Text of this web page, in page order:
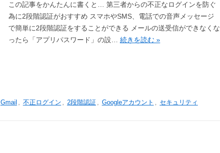
この記事をかんたんに書くと… 第三者からの不正なログインを防ぐ
為に2段階認証がおすすめ スマホやSMS、電話での音声メッセージ
で簡単に2段階認証をすることができる メールの送受信ができなくな
ったら「アプリパスワード」の設… 続きを読む »
Gmail , 不正ログイン , 2段階認証 , Googleアカウント , セキュリティ